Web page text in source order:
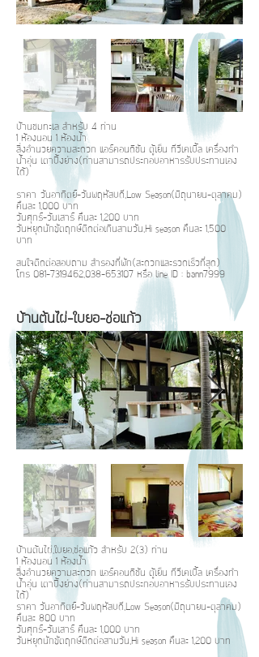
บ้านชมทะเล สำหรับ 4 ท่าน
1 ห้องนอน 1 ห้องน้ำ
สิ่งอำนวยความสะดวก แอร์คอนดิชัน ตู้เย็น ทีวีเคเบิ้ล เครื่องทำ
น้ำอุ่น เตาปิ้งย่าง(ท่านสามารถประกอบอาหารรับประทานเอง
ได้)
ราคา วันอาทิตย์-วันพฤหัสบดี,Low Season(มิถุนายน-ตุลาคม)
คืนละ 1,000 บาท
วันศุกร์-วันเสาร์ คืนละ 1,200 บาท
วันหยุดนักขัตฤกษ์ติดต่อเกินสามวัน,Hi season คืนละ 1,500
บาท
สนใจติดต่อสอบถาม สำรองที่พัก(สะดวกและรวดเร็วที่สุด)
โทร 081-7319462 038-653107 หรือ line ID : bann7999
บ้านต้นไผ่-ใบยอ-ช่อแก้ว
บ้านต้นไผ่,ใบยอ,ช่อแก้ว สำหรับ 2(3) ท่าน
1 ห้องนอน 1 ห้องน้ำ
สิ่งอำนวยความสะดวก แอร์คอนดิชัน ตู้เย็น ทีวีเคเบิ้ล เครื่องทำ
น้ำอุ่น เตาปิ้งย่าง(ท่านสามารถประกอบอาหารรับประทานเอง
ได้)
ราคา วันอาทิตย์-วันพฤหัสบดี,Low Season(มิถุนายน-ตุลาคม)
คืนละ 800 บาท
วันศุกร์-วันเสาร์ คืนละ 1,000 บาท
วันหยุดนักขัตฤกษ์ติดต่อสามวัน,Hi season คืนละ 1,200 บาท